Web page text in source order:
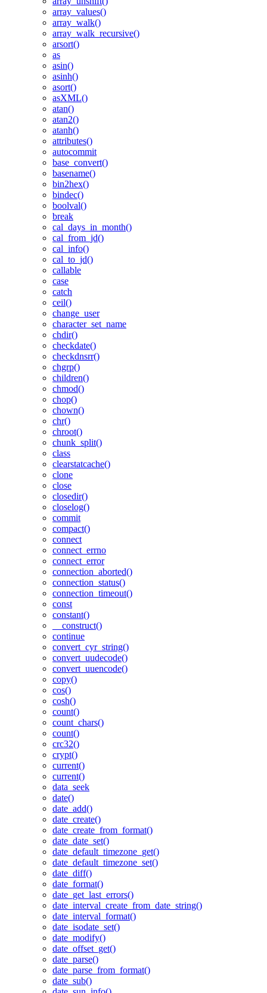
array_values()
array_walk()
array_walk_recursive()
arsort()
as
asin()
asinh()
asort()
asXML()
atan()
atan2()
atanh()
attributes()
autocommit
base_convert()
basename()
bin2hex()
bindec()
boolval()
break
cal_days_in_month()
cal_from_jd()
cal_info()
cal_to_jd()
callable
case
catch
ceil()
change_user
character_set_name
chdir()
checkdate()
checkdnsrr()
chgrp()
children()
chmod()
chop()
chown()
chr()
chroot()
chunk_split()
class
clearstatcache()
clone
close
closedir()
closelog()
commit
compact()
connect
connect_errno
connect_error
connection_aborted()
connection_status()
connection_timeout()
const
constant()
__construct()
continue
convert_cyr_string()
convert_uudecode()
convert_uuencode()
copy()
cos()
cosh()
count()
count_chars()
count()
crc32()
crypt()
current()
current()
data_seek
date()
date_add()
date_create()
date_create_from_format()
date_date_set()
date_default_timezone_get()
date_default_timezone_set()
date_diff()
date_format()
date_get_last_errors()
date_interval_create_from_date_string()
date_interval_format()
date_isodate_set()
date_modify()
date_offset_get()
date_parse()
date_parse_from_format()
date_sub()